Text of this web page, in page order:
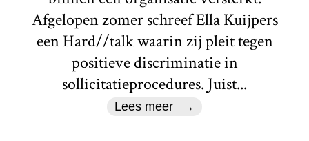
Afgelopen zomer schreef Ella Kuijpers
een Hard//talk waarin zij pleit tegen
positieve discriminatie in
sollicitatieprocedures. Juist...
Lees meer